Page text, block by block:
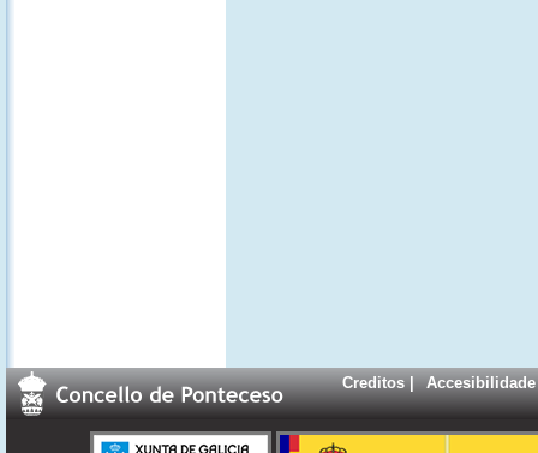
Creditos| Accesibilidade